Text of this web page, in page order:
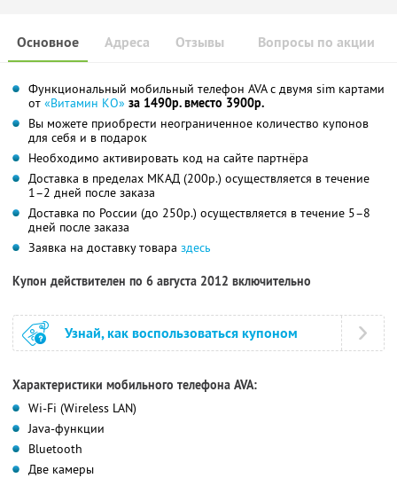
Основное Отзывы Вопросы по акции
Адреса
Функциональный мобильный телефон AVA с двумя sim картами
от «Витамин КО» за 1490р. вместо 3900р.
Вы можете приобрести неограниченное количество купонов
для себя и в подарок
Необходимо активировать код на сайте партнёра
Доставка в пределах МКАД (200р.) осуществляется в течение
1–2 дней после заказа
Доставка по России (до 250р.) осуществляется в течение 5–8
дней после заказа
Заявка на доставку товара здесь
Купон действителен по 6 августа 2012 включительно
Узнай, как воспользоваться купоном
Характеристики мобильного телефона AVA:
Wi-Fi (Wireless LAN)
Java-функции
Bluetooth
Две камеры